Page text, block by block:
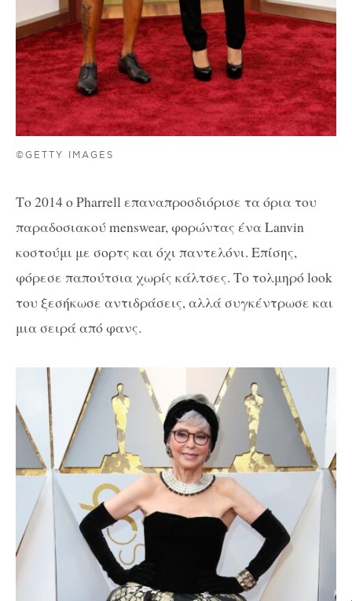
©GETTY IMAGES
Το 2014 ο Pharrell επαναπροσδιόρισε τα όρια του
παραδοσιακού menswear, φορώντας ένα Lanvin
κοστούμι με σορτς και όχι παντελόνι. Επίσης,
φόρεσε παπούτσια χωρίς κάλτσες. Το τολμηρό look
του ξεσήκωσε αντιδράσεις, αλλά συγκέντρωσε και
μια σειρά από φανς.